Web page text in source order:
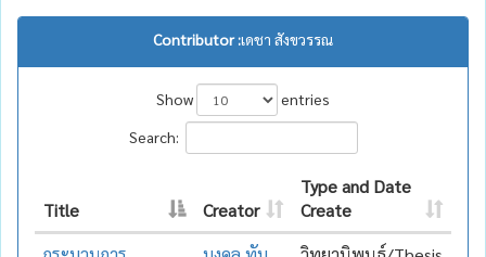
Contributor :เดชา สังขวรรณ
Show
entries
Search:
Title Creator
Type and Date
Create